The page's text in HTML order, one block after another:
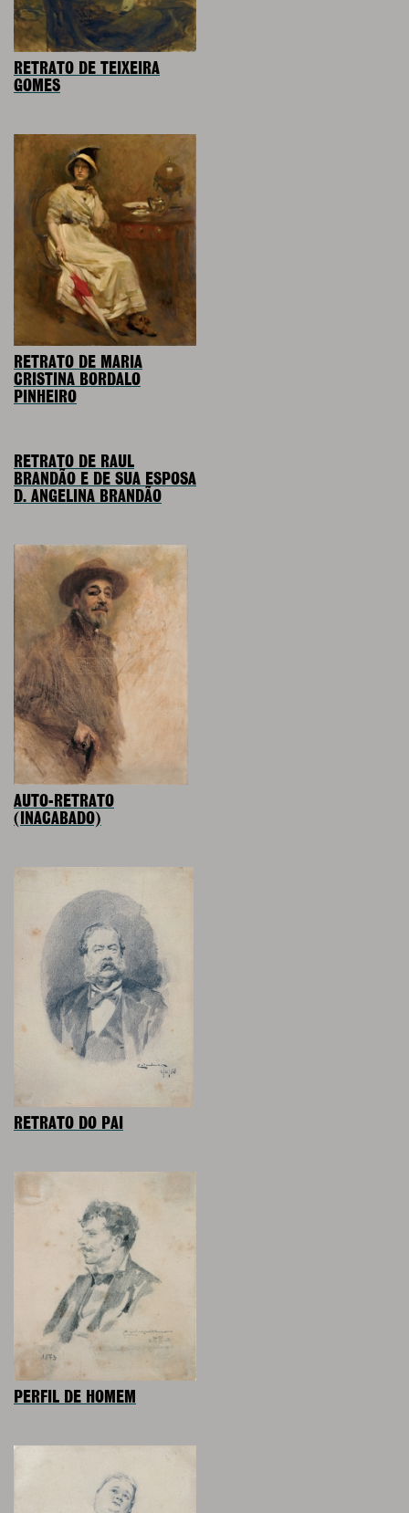
RETRATO DE TEIXEIRA
GOMES
RETRATO DE MARIA
CRISTINA BORDALO
PINHEIRO
RETRATO DE RAUL
BRANDÃO E DE SUA ESPOSA
D. ANGELINA BRANDÃO
AUTO-RETRATO
(INACABADO)
RETRATO DO PAI
PERFIL DE HOMEM